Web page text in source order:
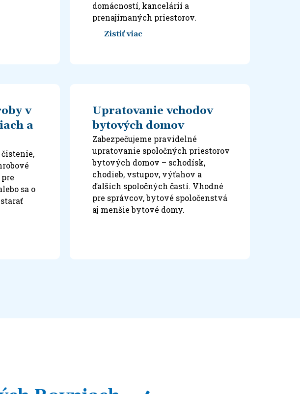
domácností, kancelárií a
prenajímaných priestorov.
Zistiť viac
v
a
čistenie,
sa o
Upratovanie vchodov
bytových domov
Zabezpečujeme pravidelné
upratovanie spoločných priestorov
bytových domov – schodísk,
chodieb, vstupov, výťahov a
ďalších spoločných častí. Vhodné
pre správcov, bytové spoločenstvá
aj menšie bytové domy.